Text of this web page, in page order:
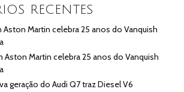
RECENTES
Aston Martin celebra 25 anos do Vanquish
Aston Martin celebra 25 anos do Vanquish
geração do Audi Q7 traz Diesel V6